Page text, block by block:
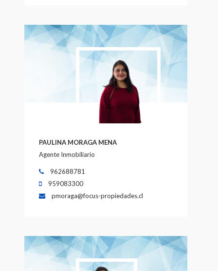
PAULINA MORAGA MENA
Agente Inmobiliario
962688781
959083300
pmoraga@focus-propiedades.cl